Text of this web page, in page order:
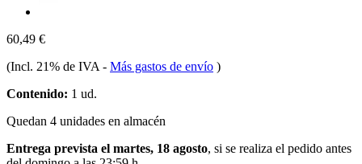
60,49 €
(Incl. 21% de IVA - Más gastos de envío )
Contenido: 1 ud.
Quedan 4 unidades en almacén
Entrega prevista el martes, 18 agosto, si se realiza el pedido antes